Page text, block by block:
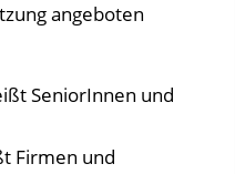
n
angeboten
SeniorInnen und
Firmen und